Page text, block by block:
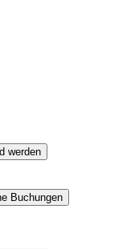
werden
Buchungen